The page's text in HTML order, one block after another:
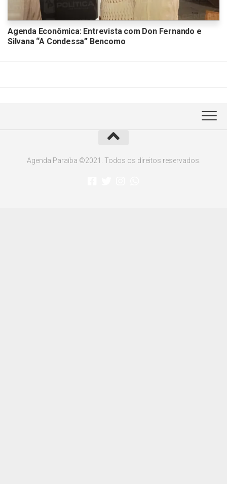
Agenda Econômica: Entrevista com Don Fernando e
Silvana “A Condessa” Bencomo
Agenda Paraíba ©2021. Todos os direitos reservados.